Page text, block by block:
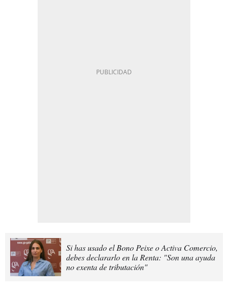
Si has usado el Bono Peixe o Activa Comercio,
debes declararlo en la Renta: "Son una ayuda
no exenta de tributación"